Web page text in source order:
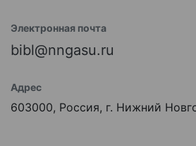
Электронная почта
bibl@nngasu.ru
Адрес
603000, Россия, г. Нижний